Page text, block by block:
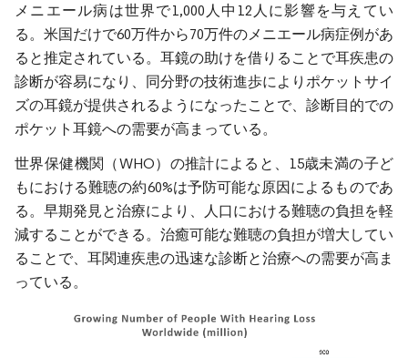
メニエール病は世界で1,000人中12人に影響を与えてい
る。米国だけで60万件から70万件のメニエール病症例があ
ると推定されている。耳鏡の助けを借りることで耳疾患の
診断が容易になり、同分野の技術進歩によりポケットサイ
ズの耳鏡が提供されるようになったことで、診断目的での
ポケット耳鏡への需要が高まっている。
世界保健機関（WHO）の推計によると、15歳未満の子ど
もにおける難聴の約60%は予防可能な原因によるものであ
る。早期発見と治療により、人口における難聴の負担を軽
減することができる。治癒可能な難聴の負担が増大してい
ることで、耳関連疾患の迅速な診断と治療への需要が高ま
っている。